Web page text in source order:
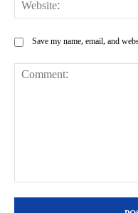
Save my name, email, and